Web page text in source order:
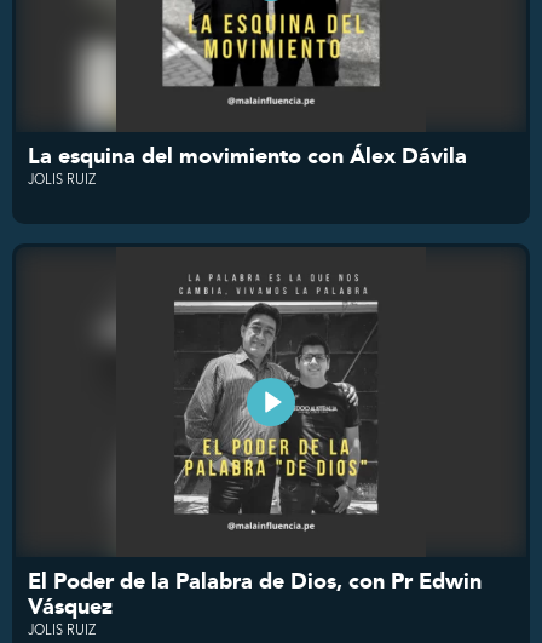
La esquina del movimiento con Álex Dávila
JOLIS RUIZ
El Poder de la Palabra de Dios, con Pr Edwin
Vásquez
JOLIS RUIZ